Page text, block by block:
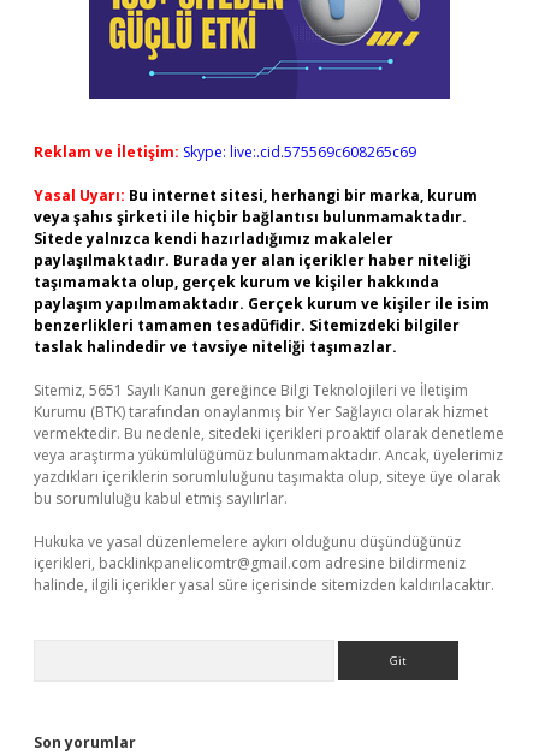
Reklam ve İletişim: Skype: live:.cid.575569c608265c69
Yasal Uyarı: Bu internet sitesi, herhangi bir marka, kurum
veya şahıs şirketi ile hiçbir bağlantısı bulunmamaktadır.
Sitede yalnızca kendi hazırladığımız makaleler
paylaşılmaktadır. Burada yer alan içerikler haber niteliği
taşımamakta olup, gerçek kurum ve kişiler hakkında
paylaşım yapılmamaktadır. Gerçek kurum ve kişiler ile isim
benzerlikleri tamamen tesadüfidir. Sitemizdeki bilgiler
taslak halindedir ve tavsiye niteliği taşımazlar.
Sitemiz, 5651 Sayılı Kanun gereğince Bilgi Teknolojileri ve İletişim
Kurumu (BTK) tarafından onaylanmış bir Yer Sağlayıcı olarak hizmet
vermektedir. Bu nedenle, sitedeki içerikleri proaktif olarak denetleme
veya araştırma yükümlülüğümüz bulunmamaktadır. Ancak, üyelerimiz
yazdıkları içeriklerin sorumluluğunu taşımakta olup, siteye üye olarak
bu sorumluluğu kabul etmiş sayılırlar.
Hukuka ve yasal düzenlemelere aykırı olduğunu düşündüğünüz
içerikleri, backlinkpanelicomtr@gmail.com adresine bildirmeniz
halinde, ilgili içerikler yasal süre içerisinde sitemizden kaldırılacaktır.
Son yorumlar